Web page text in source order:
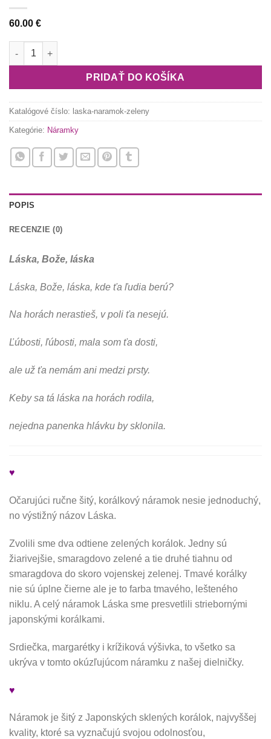
60.00 €
množstvo Láska
PRIDAŤ DO KOŠÍKA
Katalógové číslo: laska-naramok-zeleny
Kategórie: Náramky
POPIS
RECENZIE (0)
Láska, Bože, láska
Láska, Bože, láska, kde ťa ľudia berú?
Na horách nerastieš, v poli ťa nesejú.
Ľúbosti, ľúbosti, mala som ťa dosti,
ale už ťa nemám ani medzi prsty.
Keby sa tá láska na horách rodila,
nejedna panenka hlávku by sklonila.
♥
Očarujúci ručne šitý, korálkový náramok nesie jednoduchý,
no výstižný názov Láska.
Zvolili sme dva odtiene zelených korálok. Jedny sú
žiarivejšie, smaragdovo zelené a tie druhé tiahnu od
smaragdova do skoro vojenskej zelenej. Tmavé korálky
nie sú úplne čierne ale je to farba tmavého, lešteného
niklu. A celý náramok Láska sme presvetlili striebornými
japonskými korálkami.
Srdiečka, margarétky i krížiková výšivka, to všetko sa
ukrýva v tomto okúzľujúcom náramku z našej dielničky.
♥
Náramok je šitý z Japonských sklených korálok, najvyššej
kvality, ktoré sa vyznačujú svojou odolnosťou,